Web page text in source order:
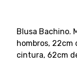
Blusa Bachino.
hombros, 22cm
cintura, 62cm